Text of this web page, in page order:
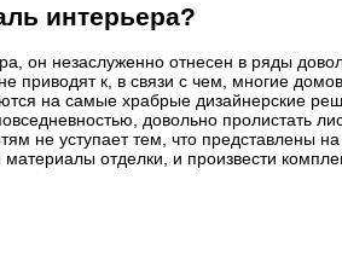
интерьера?
незаслуженно отнесен в ряды
к, в связи с чем, многие
на самые храбрые дизайнерские
довольно пролистать
не уступает тем, что представлены
отделки, и произвести